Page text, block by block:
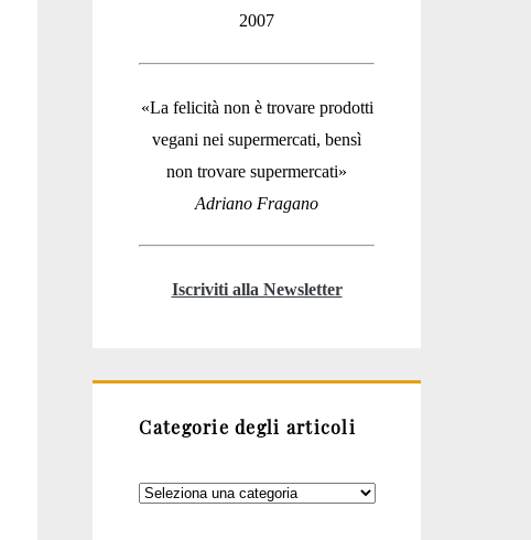
2007
«La felicità non è trovare prodotti
vegani nei supermercati, bensì
non trovare supermercati»
Adriano Fragano
Iscriviti alla Newsletter
Categorie degli articoli
Categorie